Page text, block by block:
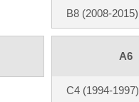
B8 (2008-2015)
A6
C4 (1994-1997)